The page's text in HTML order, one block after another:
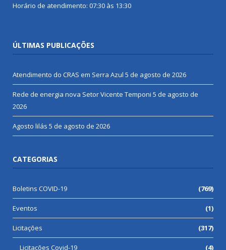
Horário de atendimento: 07:30 às 13:30
ÚLTIMAS PUBLICAÇÕES
Atendimento do CRAS em Serra Azul 5 de agosto de 2026
Rede de energia nova Setor Vicente Temponi 5 de agosto de
2026
Agosto lilás 5 de agosto de 2026
CATEGORIAS
Boletins COVID-19 (769)
Eventos (1)
Licitações (317)
Licitações Covid-19 (4)